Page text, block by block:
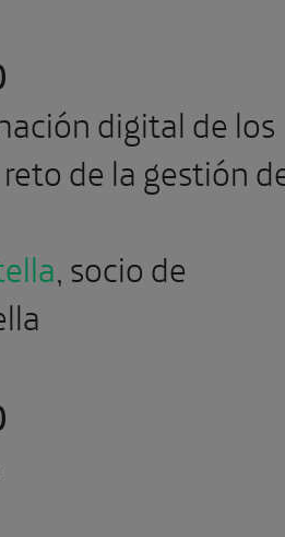
digital de los
de la gestión
, socio de